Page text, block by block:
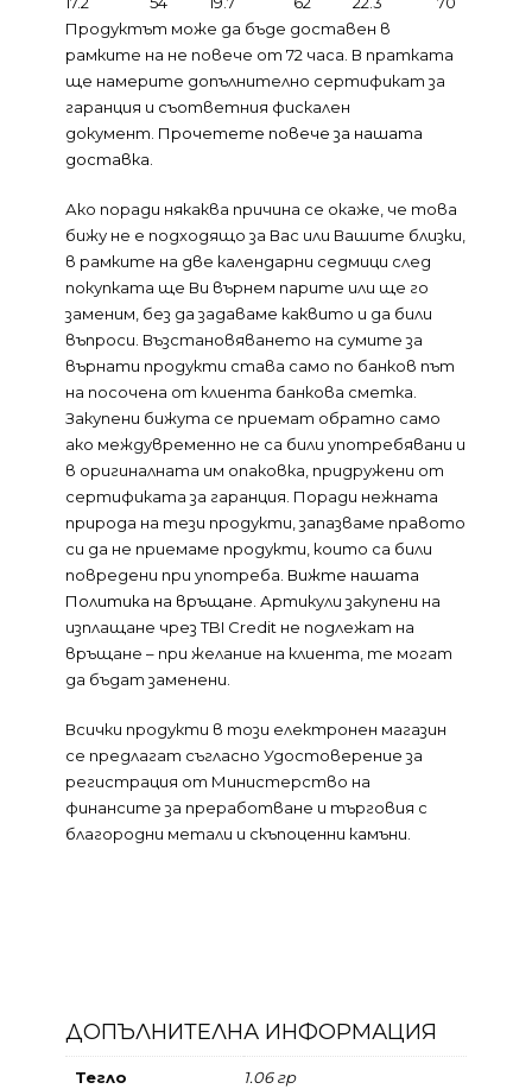
Продуктът може да бъде доставен в
рамките на не повече от 72 часа. В пратката
ще намерите допълнително сертификат за
гаранция и съответния фискален
документ. Прочетете повече за нашата
доставка.
Ако поради някаква причина се окаже, че това
бижу не е подходящо за Вас или Вашите близки,
в рамките на две календарни седмици след
покупката ще Ви върнем парите или ще го
заменим, без да задаваме каквито и да били
въпроси. Възстановяването на сумите за
върнати продукти става само по банков път
на посочена от клиента банкова сметка.
Закупени бижута се приемат обратно само
ако междувременно не са били употребявани и
в оригиналната им опаковка, придружени от
сертификата за гаранция. Поради нежната
природа на тези продукти, запазваме правото
си да не приемаме продукти, които са били
повредени при употреба. Вижте нашата
Политика на връщане . Артикули закупени на
изплащане чрез TBI Credit не подлежат на
връщане – при желание на клиента, те могат
да бъдат заменени.
Всички продукти в този електронен магазин
се предлагат съгласно Удостоверение за
регистрация от Министерство на
финансите за преработване и търговия с
благородни метали и скъпоценни камъни.
ДОПЪЛНИТЕЛНА ИНФОРМАЦИЯ
Тегло 1.06 гр